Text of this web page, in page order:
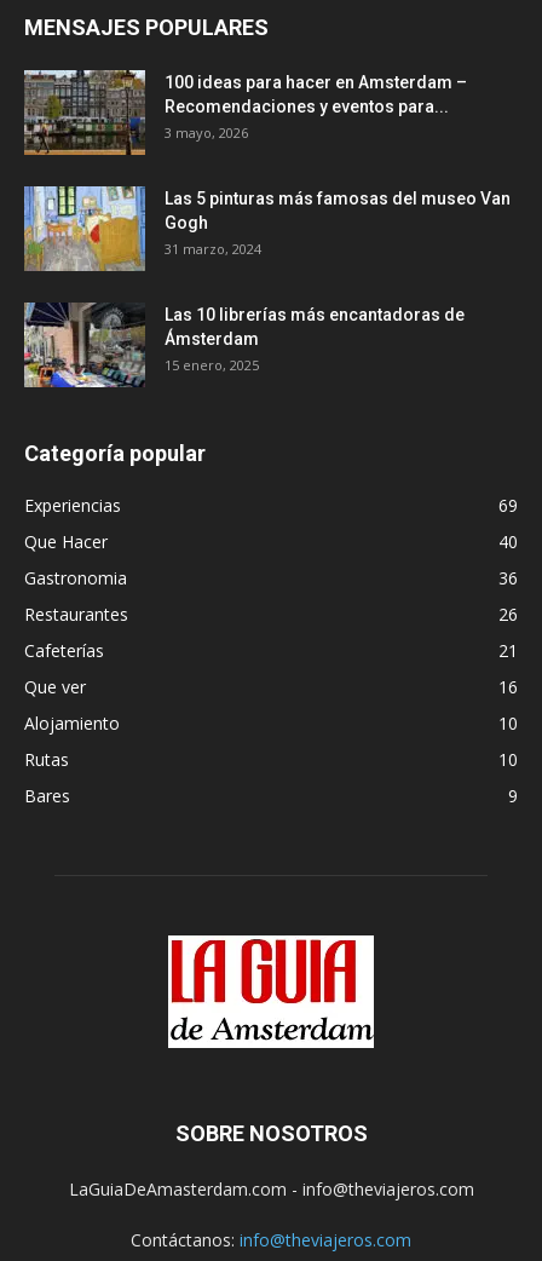
MENSAJES POPULARES
100 ideas para hacer en Amsterdam –
Recomendaciones y eventos para...
3 mayo, 2026
Las 5 pinturas más famosas del museo Van
Gogh
31 marzo, 2024
Las 10 librerías más encantadoras de
Ámsterdam
15 enero, 2025
Categoría popular
Experiencias
69
Que Hacer
40
Gastronomia
36
Restaurantes
26
Cafeterías
21
Que ver
16
Alojamiento
10
Rutas
10
Bares
9
SOBRE NOSOTROS
LaGuiaDeAmasterdam.com - info@theviajeros.com
Contáctanos: info@theviajeros.com